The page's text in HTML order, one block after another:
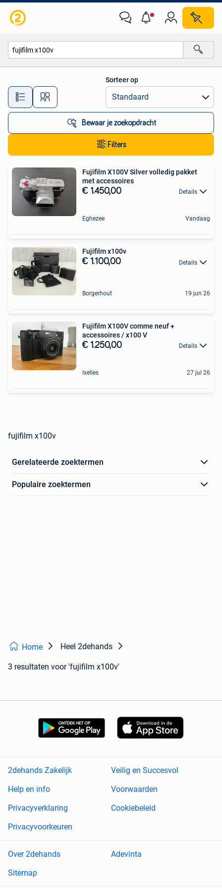
Alle afstanden…
Sorteer op
Bewaar je zoekopdracht
Filters
Fujifilm X100V Silver volledig pakket
met accessoires
€ 1.450,00 Details
Eghezee Vandaag
Fujifilm x100v
€ 1.100,00 Details
Borgerhout 19 jun 26
Fujifilm X100V comme neuf +
accessoires / x100 V
€ 1.250,00 Details
Ixelles 27 jul 26
fujifilm x100v
Gerelateerde zoektermen
Populaire zoektermen
Home Heel 2dehands
3 resultaten voor 'fujifilm x100v'
2dehands Zakelijk
Veilig en Succesvol
Help en info
Voorwaarden
Privacyverklaring
Cookiebeleid
Privacyvoorkeuren
Over 2dehands
Adevinta
Sitemap